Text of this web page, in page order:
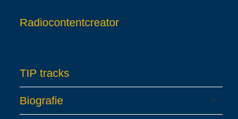
Radiocontentcreator
TIP tracks
Biografie
child
menu